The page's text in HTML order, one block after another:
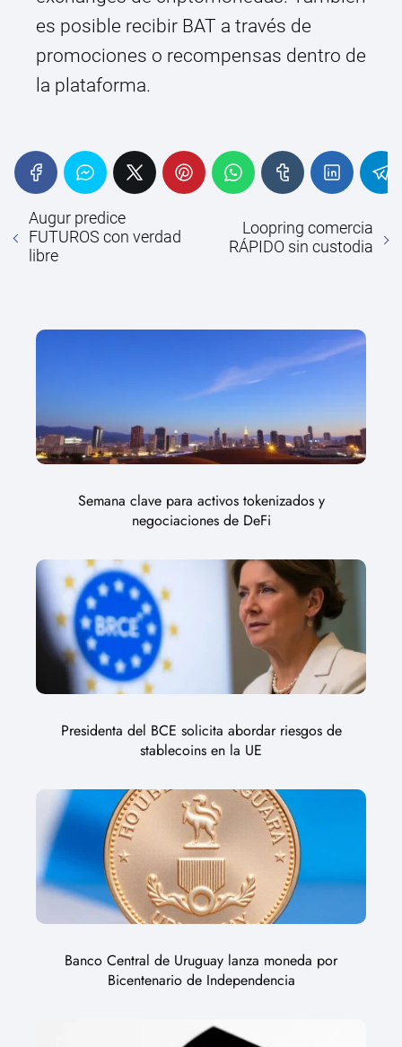
es posible recibir BAT a través de
promociones o recompensas dentro de
la plataforma.
Augur predice
FUTUROS con verdad
libre
Loopring comercia
RÁPIDO sin custodia
Semana clave para activos tokenizados y
negociaciones de DeFi
Presidenta del BCE solicita abordar riesgos de
stablecoins en la UE
Banco Central de Uruguay lanza moneda por
Bicentenario de Independencia